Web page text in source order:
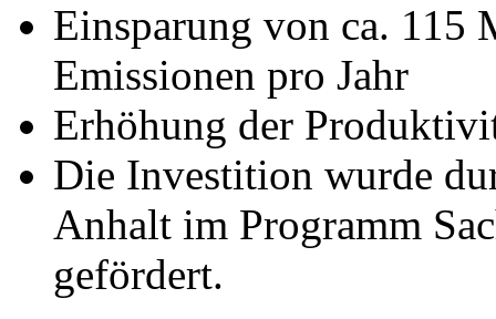
Einsparung von ca. 115
Emissionen pro Jahr
Erhöhung der
Die Investition wurde
Anhalt im Programm
gefördert.